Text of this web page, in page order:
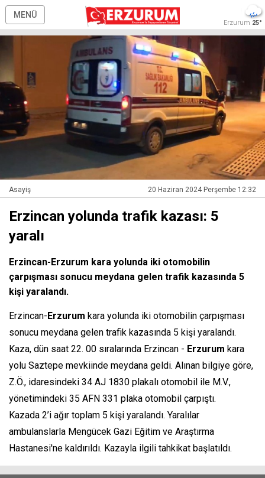
MENÜ
Erzurum 25°
Asayiş 20 Haziran 2024 Perşembe 12:32
Erzincan yolunda trafik kazası: 5
yaralı
Erzincan-Erzurum kara yolunda iki otomobilin
çarpışması sonucu meydana gelen trafik kazasında 5
kişi yaralandı.
Erzincan- Erzurum kara yolunda iki otomobilin çarpışması
sonucu meydana gelen trafik kazasında 5 kişi yaralandı.
Kaza, dün saat 22. 00 sıralarında Erzincan - Erzurum kara
yolu Saztepe mevkiinde meydana geldi. Alınan bilgiye göre,
Z.Ö., idaresindeki 34 AJ 1830 plakalı otomobil ile M.V.,
yönetimindeki 35 AFN 331 plaka otomobil çarpıştı.
Kazada 2’i ağır toplam 5 kişi yaralandı. Yaralılar
ambulanslarla Mengücek Gazi Eğitim ve Araştırma
Hastanesi'ne kaldırıldı. Kazayla ilgili tahkikat başlatıldı.